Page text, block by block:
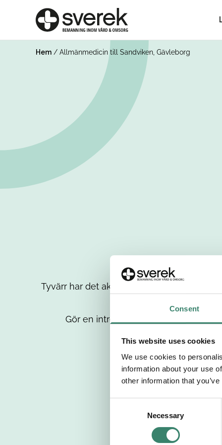
Consent
This website uses cookies
We use cookies to
information about your use
other information that
Necessary
Hem / Allmänmedicin till Sandviken, Gävleborg
Tyvärr har det aktuella jobbet tagits bort
Gör en intresseanmälan så